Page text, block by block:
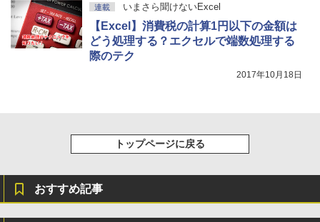
連載 いまさら聞けないExcel
【Excel】消費税の計算1円以下の金額は
どう処理する？エクセルで端数処理する
際のテク
2017年10月18日
トップページに戻る
おすすめ記事